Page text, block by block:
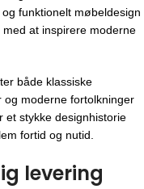
funktionelt møbeldesign
at inspirere moderne
både klassiske
og moderne fortolkninger
et stykke designhistorie
fortid og nutid.
levering